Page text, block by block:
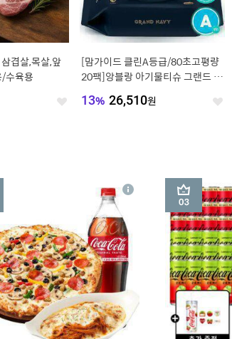
겹살,목살,앞
수육용
좋
[맘가이드 클린A등급/80초고평량
20팩]앙블랑 아기물티슈 그랜드 네
13% 26,510원 좋
상
3